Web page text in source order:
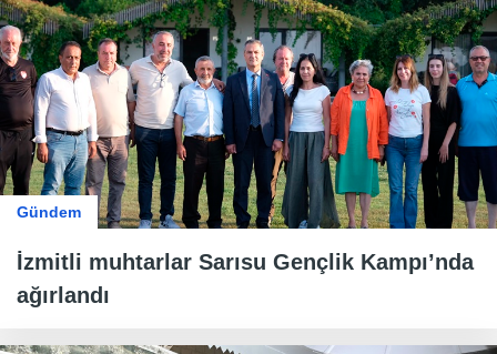
Gündem
İzmitli muhtarlar Sarısu Gençlik Kampı’nda
ağırlandı